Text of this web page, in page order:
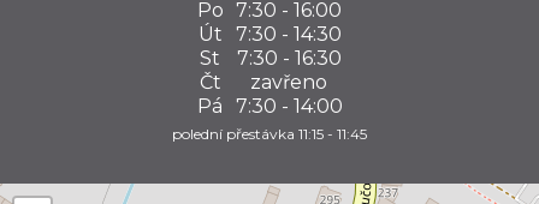
Po 7:30 - 16:00
Út
7:30 - 14:30
St
7:30 - 16:30
Čt
zavřeno
Pá
7:30 - 14:00
polední přestávka 11:15 - 11:45